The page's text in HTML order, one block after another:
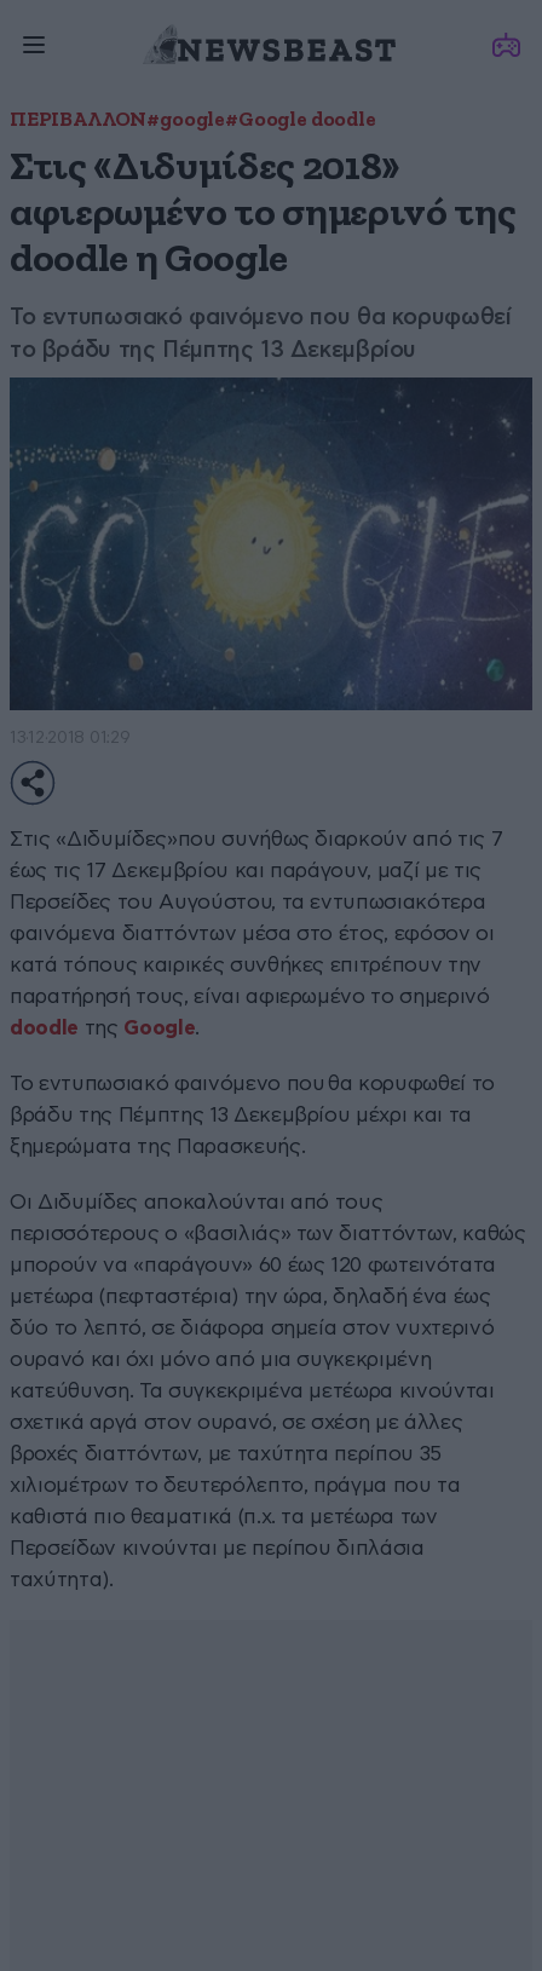
ΠΕΡΙΒΑΛΛΟΝ#google#Google doodle
Στις «Διδυμίδες 2018»
αφιερωμένο το σημερινό της
doodle η Google
Το εντυπωσιακό φαινόμενο που θα κορυφωθεί
το βράδυ της Πέμπτης 13 Δεκεμβρίου
13·12·2018 01:29
Στις «Διδυμίδες»που συνήθως διαρκούν από τις 7
έως τις 17 Δεκεμβρίου και παράγουν, μαζί με τις
Περσείδες του Αυγούστου, τα εντυπωσιακότερα
φαινόμενα διαττόντων μέσα στο έτος, εφόσον οι
κατά τόπους καιρικές συνθήκες επιτρέπουν την
παρατήρησή τους, είναι αφιερωμένο το σημερινό
doodle της Google.
Το εντυπωσιακό φαινόμενο που θα κορυφωθεί το
βράδυ της Πέμπτης 13 Δεκεμβρίου μέχρι και τα
ξημερώματα της Παρασκευής.
Οι Διδυμίδες αποκαλούνται από τους
περισσότερους ο «βασιλιάς» των διαττόντων, καθώς
μπορούν να «παράγουν» 60 έως 120 φωτεινότατα
μετέωρα (πεφταστέρια) την ώρα, δηλαδή ένα έως
δύο το λεπτό, σε διάφορα σημεία στον νυχτερινό
ουρανό και όχι μόνο από μια συγκεκριμένη
κατεύθυνση. Τα συγκεκριμένα μετέωρα κινούνται
σχετικά αργά στον ουρανό, σε σχέση με άλλες
βροχές διαττόντων, με ταχύτητα περίπου 35
χιλιομέτρων το δευτερόλεπτο, πράγμα που τα
καθιστά πιο θεαματικά (π.χ. τα μετέωρα των
Περσείδων κινούνται με περίπου διπλάσια
ταχύτητα).